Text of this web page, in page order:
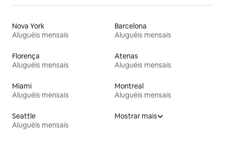
Nova York
Aluguéis mensais
Barcelona
Aluguéis mensais
Florença
Aluguéis mensais
Atenas
Aluguéis mensais
Miami
Aluguéis mensais
Montreal
Aluguéis mensais
Seattle
Aluguéis mensais
Mostrar mais